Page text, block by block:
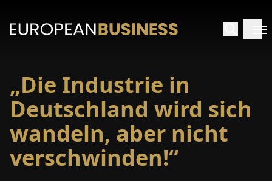
„Die Industrie in
Deutschland wird sich
wandeln, aber nicht
verschwinden!“